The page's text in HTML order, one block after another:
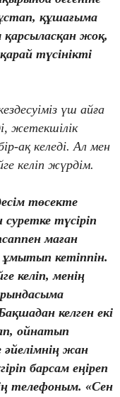
құшағыма
жоқ,
түсінікті
үш айға
жетекшілік
ақ келеді. Ал мен
келіп жүрдім.
төсекте
түсіріп
маған
ұмытып кетіппін.
келіп, менің
келген екі
ойнатып
жан
барсам еңіреп
телефоным. «Сен